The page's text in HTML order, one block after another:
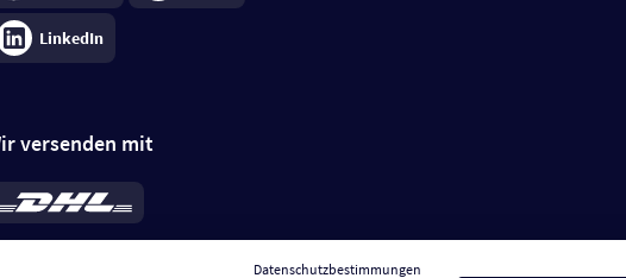
LinkedIn
versenden mit
6,95 €; bei Kühlware zzgl. 0,99 €
Bestellung, insgesamt 7,94 €. Lieferzeit3-
Datenschutzbestimmungen